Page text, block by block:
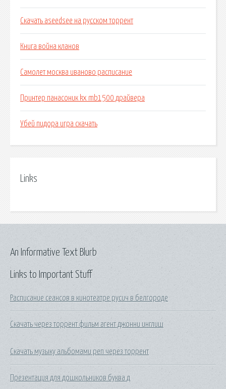
Скачать aseedsee на русском торрент
Книга война кланов
Самолет москва иваново расписание
Принтер панасоник kx mb1500 драйвера
Убей пидора игра скачать
Links
Links to Important Stuff
Расписание сеансов в кинотеатре русич в белгороде
Скачать через торрент фильм агент джонни инглиш
Скачать музыку альбомами реп через торрент
Презентация для дошкольников буква д
An Informative Text Blurb